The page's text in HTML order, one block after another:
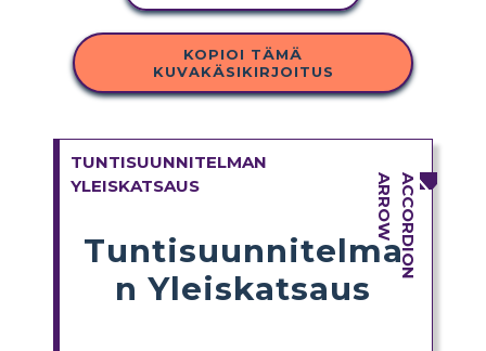
KOPIOI TÄMÄ
KUVAKÄSIKIRJOITUS
TUNTISUUNNITELMAN
YLEISKATSAUS
Tuntisuunnitelma
n Yleiskatsaus